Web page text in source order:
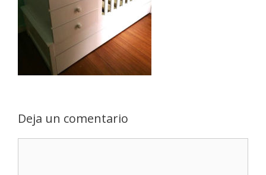
Deja un comentario